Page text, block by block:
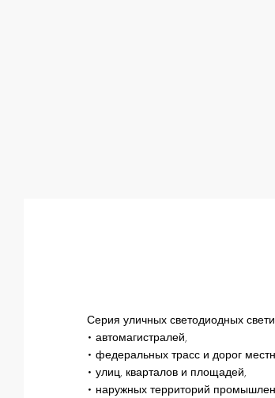
Серия уличных светодиодных
• автомагистралей,
• федеральных трасс и дорог
• улиц, кварталов и площадей,
• наружных территорий